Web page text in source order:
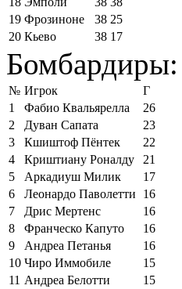
19 Фрозиноне 38 25
20 Кьево 38 17
Бомбардиры:
№ Игрок
Г
1
Фабио Квальярелла
26
2
Дуван Сапата
23
3
Кшиштоф Пёнтек
22
4
Криштиану Роналду
21
5
Аркадиуш Милик
17
6
Леонардо Паволетти
16
7
Дрис Мертенс
16
8
Франческо Капуто
16
9
Андреа Петанья
16
10 Чиро Иммобиле
15
11 Андреа Белотти
15